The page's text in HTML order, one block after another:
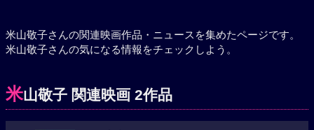
米山敬子さんの関連映画作品・ニュースを集めたページです。
米山敬子さんの気になる情報をチェックしよう。
米山敬子 関連映画 2作品